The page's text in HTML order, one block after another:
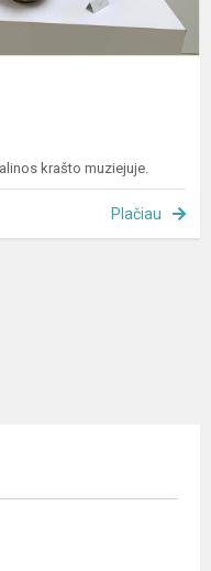
krašto muziejuje.
Plačiau